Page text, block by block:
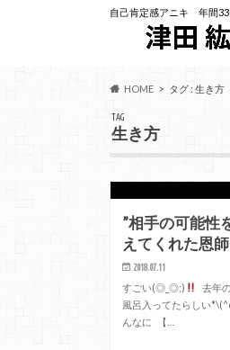
自己肯定感アニキ 年間
HOME タグ : 生き方
TAG
生き方
”相手の可能性
えてくれた恩
2018.07.11
すごい(◎_◎;)
去年
風呂入ってたらしい
んなに 【…